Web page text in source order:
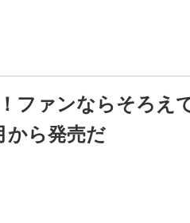
ファンならそろえ
から発売だ